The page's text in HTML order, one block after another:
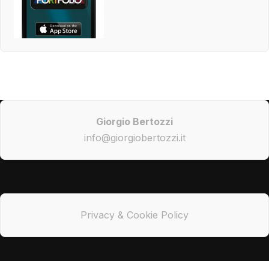
Giorgio Bertozzi
info@giorgiobertozzi.it
Privacy & Cookie Policy